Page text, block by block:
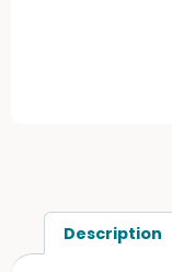
Description